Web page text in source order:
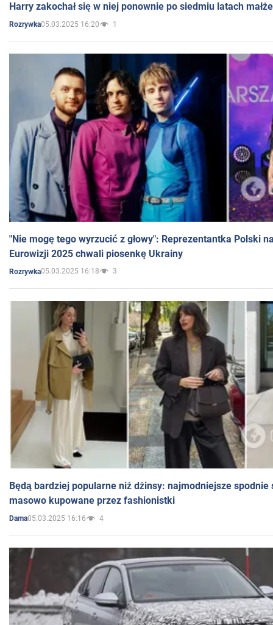
Harry zakochał się w niej ponownie po siedmiu latach
Rozrywka05.03.2025 16:20 1
"Nie mogę tego wyrzucić z głowy": Reprezentantka Polski
Eurowizji 2025 chwali piosenkę Ukrainy
Rozrywka05.03.2025 16:18 3
Będą bardziej popularne niż dżinsy: najmodniejsze spodnie
masowo kupowane przez fashionistki
Dama05.03.2025 16:16 4